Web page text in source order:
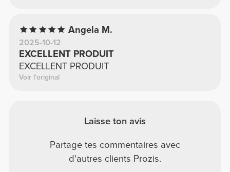
Angela M.
2025-10-12
EXCELLENT PRODUIT
EXCELLENT PRODUIT
Voir l'original
Laisse ton avis
Partage tes commentaires avec
d'autres clients Prozis.